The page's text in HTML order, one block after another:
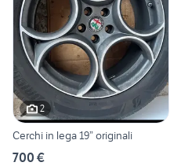
2
Cerchi in lega 19” originali
700 €